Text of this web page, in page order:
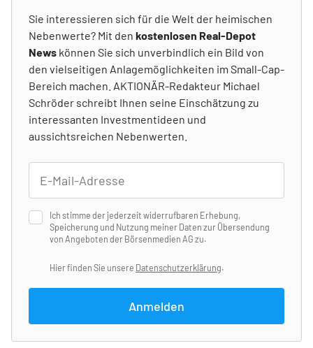
Sie interessieren sich für die Welt der heimischen
Nebenwerte? Mit den kostenlosen Real-Depot
News können Sie sich unverbindlich ein Bild von
den vielseitigen Anlagemöglichkeiten im Small-Cap-
Bereich machen. AKTIONÄR-Redakteur Michael
Schröder schreibt Ihnen seine Einschätzung zu
interessanten Investmentideen und
aussichtsreichen Nebenwerten.
Ich stimme der jederzeit widerrufbaren Erhebung,
Speicherung und Nutzung meiner Daten zur Übersendung
von Angeboten der Börsenmedien AG zu.
Hier finden Sie unsere Datenschutzerklärung.
Anmelden